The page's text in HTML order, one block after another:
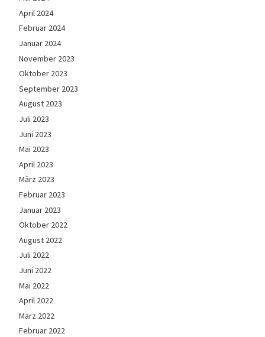
April 2024
Februar 2024
Januar 2024
November 2023
Oktober 2023
September 2023
August 2023
Juli 2023
Juni 2023
Mai 2023
April 2023
März 2023
Februar 2023
Januar 2023
Oktober 2022
August 2022
Juli 2022
Juni 2022
Mai 2022
April 2022
März 2022
Februar 2022